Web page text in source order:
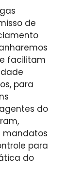
de
facilitam
para
do
mandatos
para
do